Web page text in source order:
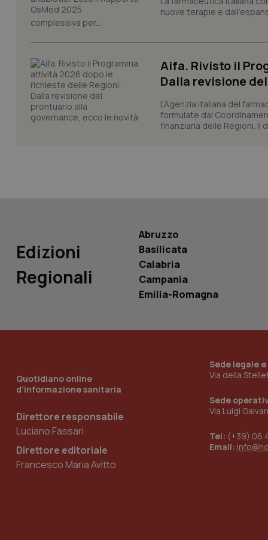
nuove terapie e
complessiva per...
Aifa. Rivisto il
Dalla revisione
L’Agenzia italiana del
formulate dal
finanziaria delle Regioni. Il
Edizioni
Regionali
Abruzzo
Basilicata
Calabria
Campania
Emilia-Romagna
Quotidiano online
d'informazione sanitaria
Direttore responsabile
Luciano Fassari
Direttore editoriale
Francesco Maria Avitto
Sede legale
Via della
Sede
Via Luigi
Tel: (+39) 06
Email:
tracking-sites-
tracking-enable
tracking-sites-
session-id
Nome
Nome
__Secure-YNID